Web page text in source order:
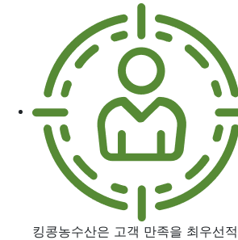
킹콩농수산은 고객 만족을 최우선